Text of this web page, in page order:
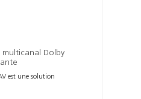
multicanal Dolby
est une solution